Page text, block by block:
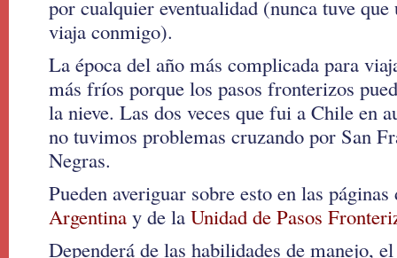
por cualquier eventualidad (nunca tuve
viaja conmigo).
La época del año más complicada para
más fríos porque los pasos fronterizos
la nieve. Las dos veces que fui a Chile en
no tuvimos problemas cruzando por San
Negras.
Pueden averiguar sobre esto en las
Argentina y de la Unidad de Pasos
Dependerá de las habilidades de manejo,